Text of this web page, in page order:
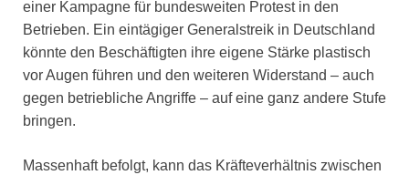
einer Kampagne für bundesweiten Protest in den
Betrieben. Ein eintägiger Generalstreik in Deutschland
könnte den Beschäftigten ihre eigene Stärke plastisch
vor Augen führen und den weiteren Widerstand – auch
gegen betriebliche Angriffe – auf eine ganz andere Stufe
bringen.
Massenhaft befolgt, kann das Kräfteverhältnis zwischen